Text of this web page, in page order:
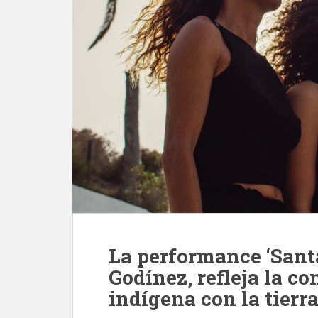
La performance
Godínez, refleja la
indígena con la